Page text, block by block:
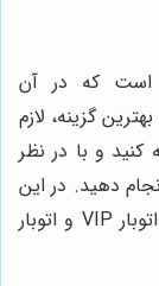
است که در آن
گزینه، لازم
کنید و با در نظر
دهید. در این
را با دو رقیب اصلی خود، اتوبار VIP و اتوبار